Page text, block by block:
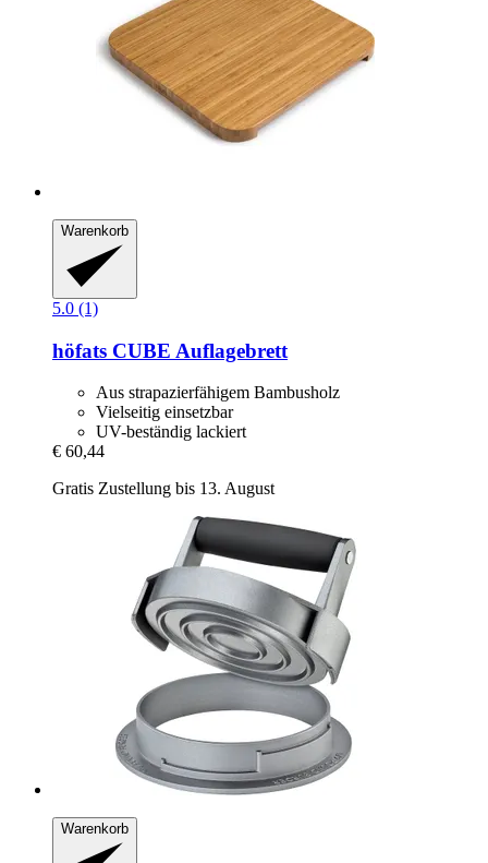
Warenkorb
5.0 (1)
höfats CUBE Auflagebrett
Aus strapazierfähigem Bambusholz
Vielseitig einsetzbar
UV-beständig lackiert
€ 60,44
Gratis Zustellung bis 13. August
Warenkorb